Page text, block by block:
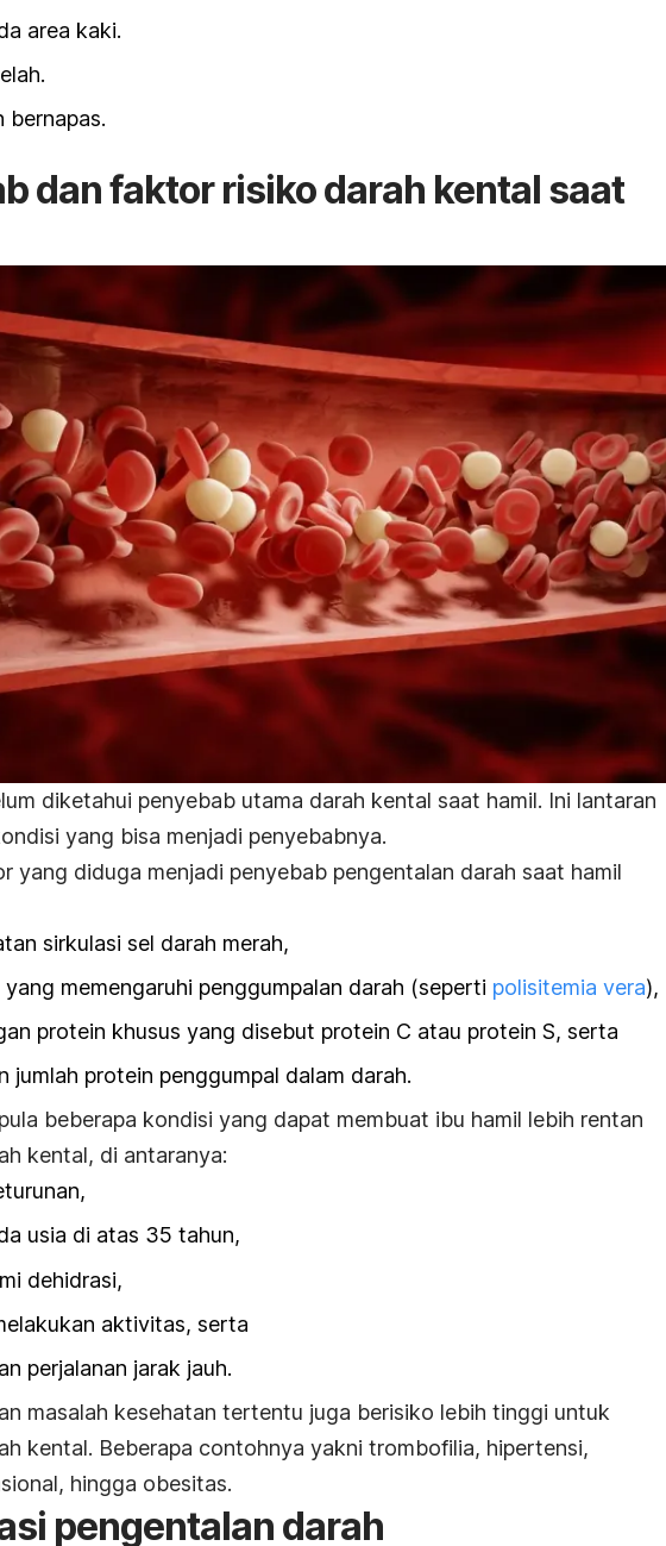
area kaki.
bernapas.
dan faktor risiko darah kental saat
diketahui penyebab utama darah kental saat hamil. Ini lantaran
yang bisa menjadi penyebabnya.
yang diduga menjadi penyebab pengentalan darah saat hamil
sirkulasi sel darah merah,
memengaruhi penggumpalan darah (seperti polisitemia vera),
protein khusus yang disebut protein C atau protein S, serta
jumlah protein penggumpal dalam darah.
beberapa kondisi yang dapat membuat ibu hamil lebih rentan
kental, di antaranya:
usia di atas 35 tahun,
dehidrasi,
aktivitas, serta
perjalanan jarak jauh.
masalah kesehatan tertentu juga berisiko lebih tinggi untuk
kental. Beberapa contohnya yakni trombofilia, hipertensi,
hingga obesitas.
pengentalan darah